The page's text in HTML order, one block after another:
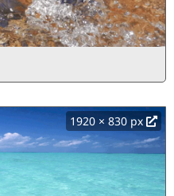
1920 × 830 px